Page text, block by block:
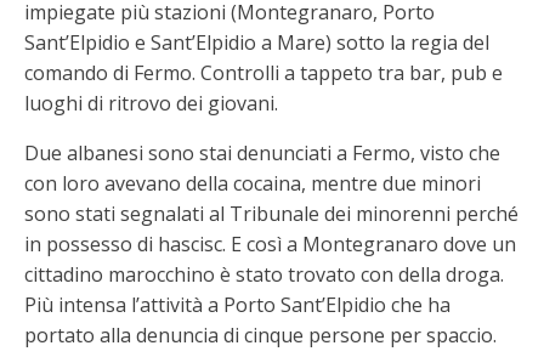
impiegate più stazioni (Montegranaro, Porto
Sant’Elpidio e Sant’Elpidio a Mare) sotto la regia del
comando di Fermo. Controlli a tappeto tra bar, pub e
luoghi di ritrovo dei giovani.
Due albanesi sono stai denunciati a Fermo, visto che
con loro avevano della cocaina, mentre due minori
sono stati segnalati al Tribunale dei minorenni perché
in possesso di hascisc. E così a Montegranaro dove un
cittadino marocchino è stato trovato con della droga.
Più intensa l’attività a Porto Sant’Elpidio che ha
portato alla denuncia di cinque persone per spaccio.